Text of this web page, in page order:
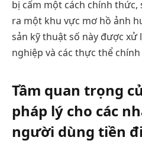
bị cấm một cách chính
ra một khu vực mơ hồ ảnh
sản kỹ thuật số này được xử
nghiệp và các thực thể
Tầm quan trọng
pháp lý cho các
người dùng tiền